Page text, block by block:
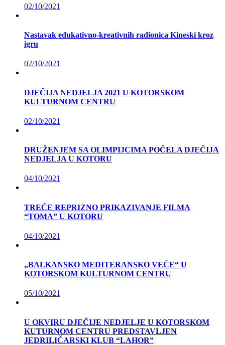
02/10/2021
Nastavak edukativno-kreativnih radionica Kineski kroz
igru
02/10/2021
DJEČIJA NEDJELJA 2021 U KOTORSKOM
KULTURNOM CENTRU
02/10/2021
DRUŽENJEM SA OLIMPIJCIMA POČELA DJEČIJA
NEDJELJA U KOTORU
04/10/2021
TREĆE REPRIZNO PRIKAZIVANJE FILMA
“TOMA” U KOTORU
04/10/2021
„BALKANSKO MEDITERANSKO VEČE“ U
KOTORSKOM KULTURNOM CENTRU
05/10/2021
U OKVIRU DJEČIJE NEDJELJE U KOTORSKOM
KUTURNOM CENTRU PREDSTAVLJEN
JEDRILIČARSKI KLUB “LAHOR”